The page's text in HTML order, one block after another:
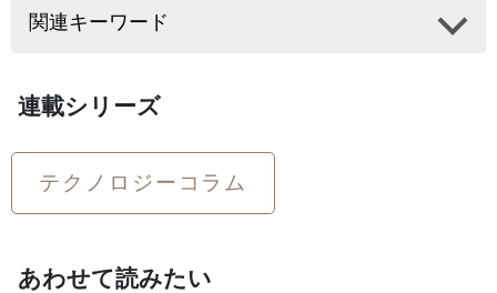
関連キーワード
連載シリーズ
テクノロジーコラム
あわせて読みたい